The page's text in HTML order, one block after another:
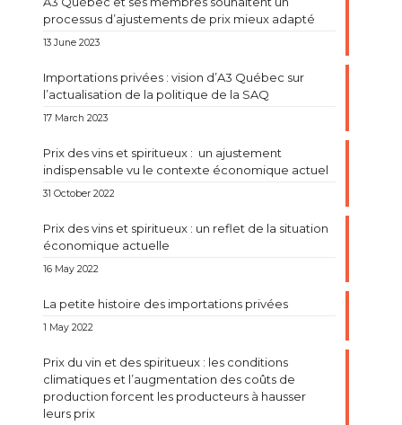
processus d’ajustements de prix mieux adapté
13 June 2023
Importations privées : vision d’A3 Québec sur
l’actualisation de la politique de la SAQ
17 March 2023
Prix des vins et spiritueux : un ajustement
indispensable vu le contexte économique actuel
31 October 2022
Prix des vins et spiritueux : un reflet de la situation
économique actuelle
16 May 2022
La petite histoire des importations privées
1 May 2022
Prix du vin et des spiritueux : les conditions
climatiques et l’augmentation des coûts de
production forcent les producteurs à hausser
leurs prix